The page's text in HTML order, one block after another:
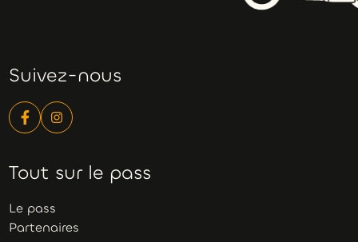
Suivez-nous
Tout sur le pass
Le pass
Partenaires